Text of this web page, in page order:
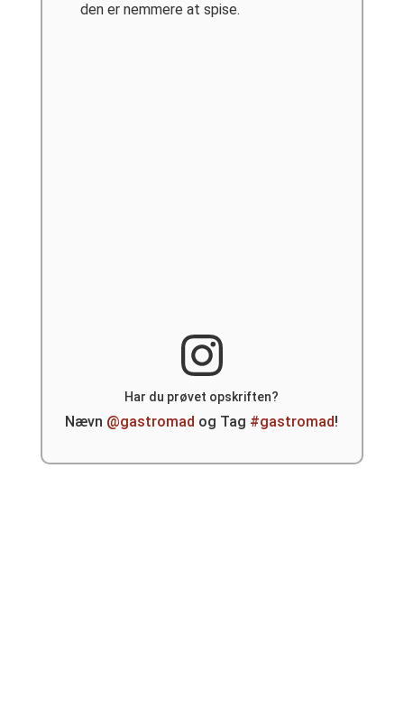
den er nemmere at spise.
Har du prøvet opskriften?
Nævn @gastromad og Tag #gastromad!